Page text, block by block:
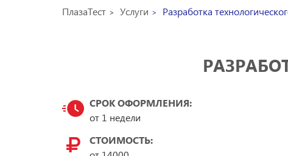
ПлазаТест Услуги Разработка
СРОК ОФОРМЛЕНИЯ:
от 1 недели
СТОИМОСТЬ: